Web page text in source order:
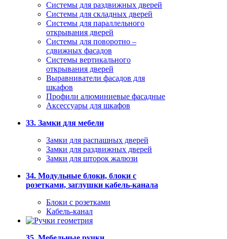
Системы для раздвижных дверей
Системы для складных дверей
Системы для параллельного
открывания дверей
Системы для поворотно –
сдвижных фасадов
Системы вертикального
открывания дверей
Выравниватели фасадов для
шкафов
Профили алюминиевые фасадные
Аксессуары для шкафов
33. Замки для мебели
Замки для распашных дверей
Замки для раздвижных дверей
Замки для шторок жалюзи
34. Модульные блоки, блоки с
розетками, заглушки кабель-канала
Блоки с розетками
Кабель-канал